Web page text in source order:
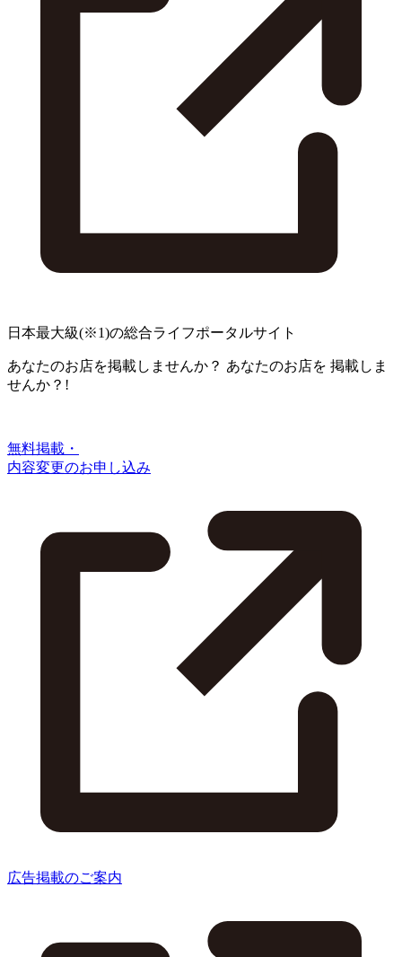
日本最大級(※1)の総合ライフポータルサイト
あなたのお店を掲載しませんか？ あなたのお店を 掲載しま
せんか？!
無料掲載・
内容変更のお申し込み
広告掲載のご案内